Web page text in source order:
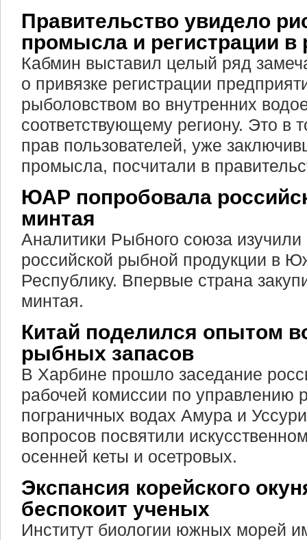
Правительство увидело
промысла и регистрации в
Кабмин выставил целый ряд
о привязке регистрации
рыболовством во внутренних
соответствующему региону. Это в
прав пользователей, уже
промысла, посчитали в
ЮАР попробовала
минтая
Аналитики Рыбного союза изучили
российской рыбной продукции в
Республику. Впервые страна
минтая.
Китай поделился опытом
рыбных запасов
В Харбине прошло заседание
рабочей комиссии по
пограничных водах Амура и
вопросов посвятили
осенней кеты и осетровых.
Экспансия корейского
беспокоит ученых
Институт биологии южных морей